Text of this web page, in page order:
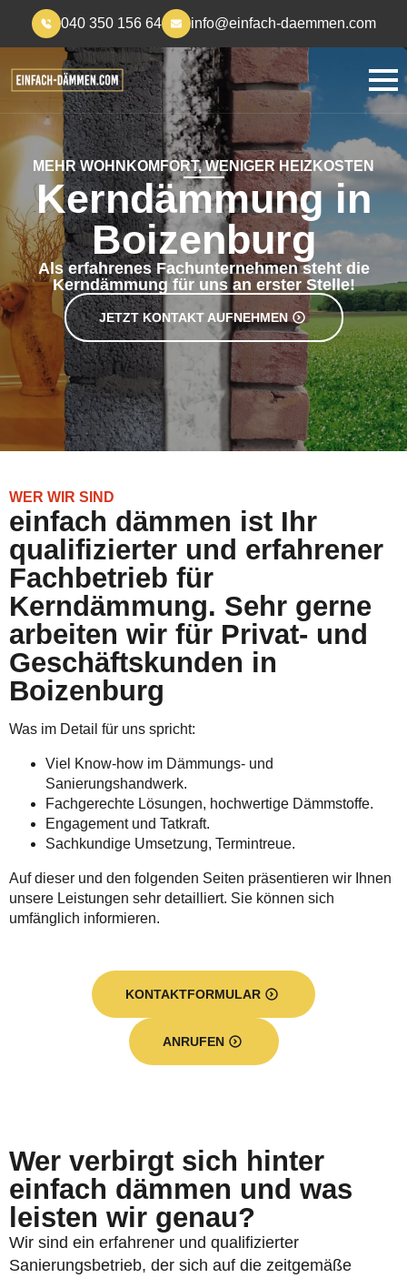
040 350 156 64 info@einfach-daemmen.com
MEHR WOHNKOMFORT, WENIGER HEIZKOSTEN
Kerndämmung in
Boizenburg
Als erfahrenes Fachunternehmen steht die
Kerndämmung für uns an erster Stelle!
JETZT KONTAKT AUFNEHMEN
WER WIR SIND
einfach dämmen ist Ihr
qualifizierter und erfahrener
Fachbetrieb für
Kerndämmung. Sehr gerne
arbeiten wir für Privat- und
Geschäftskunden in
Boizenburg
Was im Detail für uns spricht:
Viel Know-how im Dämmungs- und
Sanierungshandwerk.
Fachgerechte Lösungen, hochwertige Dämmstoffe.
Engagement und Tatkraft.
Sachkundige Umsetzung, Termintreue.
Auf dieser und den folgenden Seiten präsentieren wir Ihnen
unsere Leistungen sehr detailliert. Sie können sich
umfänglich informieren.
KONTAKTFORMULAR
ANRUFEN
Wer verbirgt sich hinter
einfach dämmen und was
leisten wir genau?
Wir sind ein erfahrener und qualifizierter
Sanierungsbetrieb, der sich auf die zeitgemäße